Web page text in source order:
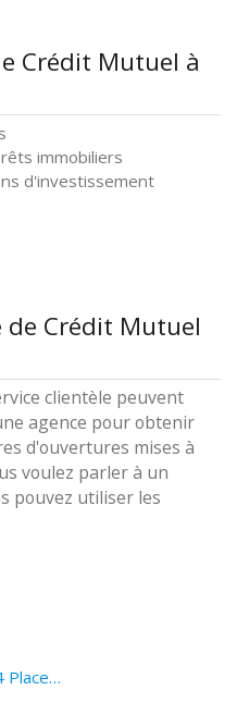
Crédit Mutuel à
immobiliers
d'investissement
Crédit Mutuel
clientèle peuvent
agence pour obtenir
d'ouvertures mises à
voulez parler à un
pouvez utiliser les
Crédit Mutuel Montguyon 4 Place de La Mairie